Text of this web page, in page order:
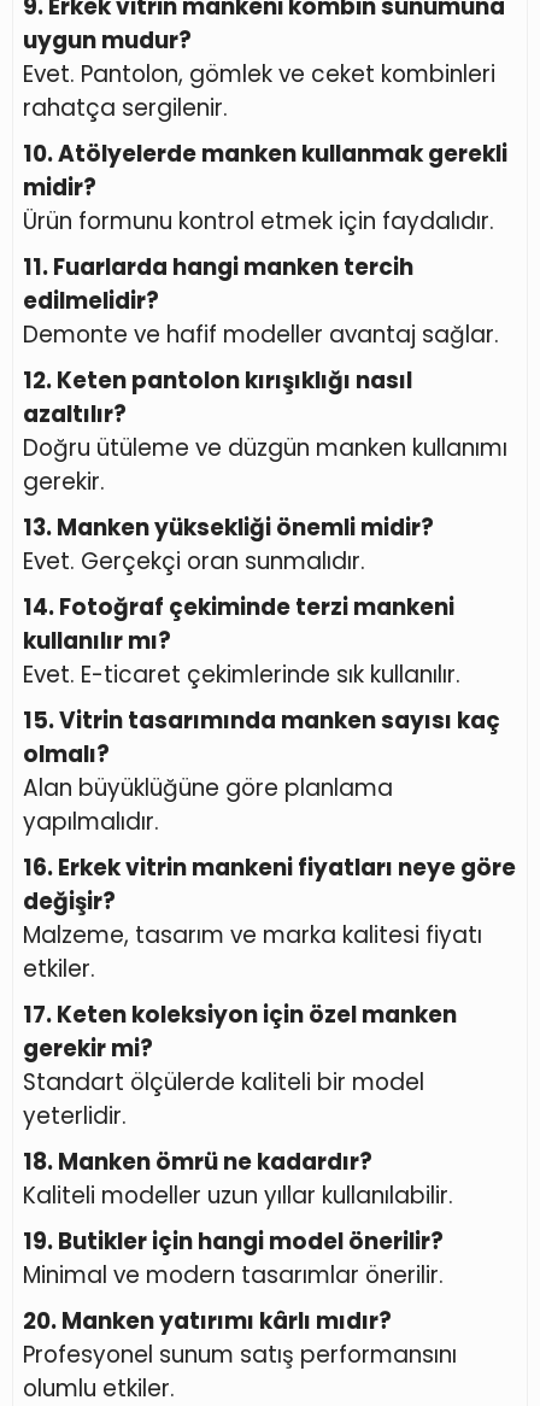
9. Erkek vitrin mankeni kombin sunumuna
uygun mudur?
Evet. Pantolon, gömlek ve ceket kombinleri
rahatça sergilenir.
10. Atölyelerde manken kullanmak gerekli
midir?
Ürün formunu kontrol etmek için faydalıdır.
11. Fuarlarda hangi manken tercih
edilmelidir?
Demonte ve hafif modeller avantaj sağlar.
12. Keten pantolon kırışıklığı nasıl
azaltılır?
Doğru ütüleme ve düzgün manken kullanımı
gerekir.
13. Manken yüksekliği önemli midir?
Evet. Gerçekçi oran sunmalıdır.
14. Fotoğraf çekiminde terzi mankeni
kullanılır mı?
Evet. E-ticaret çekimlerinde sık kullanılır.
15. Vitrin tasarımında manken sayısı kaç
olmalı?
Alan büyüklüğüne göre planlama
yapılmalıdır.
16. Erkek vitrin mankeni fiyatları neye göre
değişir?
Malzeme, tasarım ve marka kalitesi fiyatı
etkiler.
17. Keten koleksiyon için özel manken
gerekir mi?
Standart ölçülerde kaliteli bir model
yeterlidir.
18. Manken ömrü ne kadardır?
Kaliteli modeller uzun yıllar kullanılabilir.
19. Butikler için hangi model önerilir?
Minimal ve modern tasarımlar önerilir.
20. Manken yatırımı kârlı mıdır?
Profesyonel sunum satış performansını
olumlu etkiler.